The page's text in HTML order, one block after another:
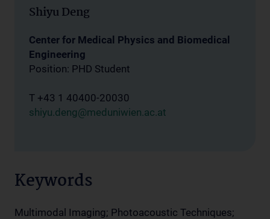
Shiyu Deng
Center for Medical Physics and Biomedical
Engineering
Position: PHD Student
T +43 1 40400-20030
shiyu.deng@meduniwien.ac.at
Keywords
Multimodal Imaging; Photoacoustic Techniques;